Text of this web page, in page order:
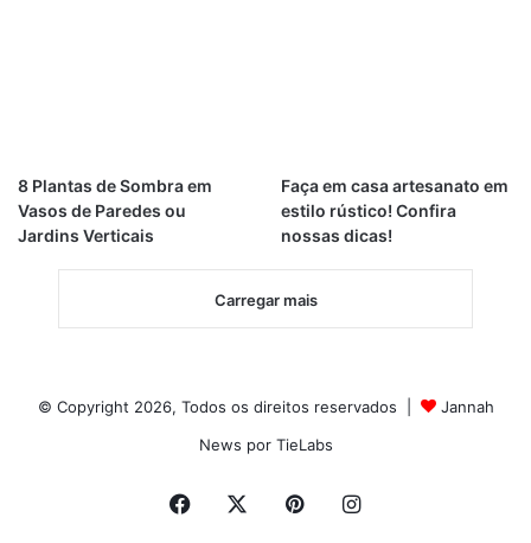
8 Plantas de Sombra em
Vasos de Paredes ou
Jardins Verticais
Faça em casa artesanato em
estilo rústico! Confira
nossas dicas!
Carregar mais
© Copyright 2026, Todos os direitos reservados |
Jannah
News por TieLabs
Facebook PinterestInstagram